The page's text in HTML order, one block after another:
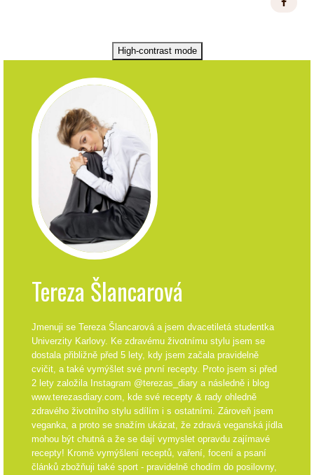
High-contrast mode
Tereza Šlancarová
Jmenuji se Tereza Šlancarová a jsem dvacetiletá studentka
Univerzity Karlovy. Ke zdravému životnímu stylu jsem se
dostala přibližně před 5 lety, kdy jsem začala pravidelně
cvičit, a také vymýšlet své první recepty. Proto jsem si před
2 lety založila Instagram @terezas_diary a následně i blog
www.terezasdiary.com, kde své recepty & rady ohledně
zdravého životního stylu sdílím i s ostatními. Zároveň jsem
veganka, a proto se snažím ukázat, že zdravá veganská jídla
mohou být chutná a že se dají vymyslet opravdu zajímavé
recepty! Kromě vymýšlení receptů, vaření, focení a psaní
článků zbožňuji také sport - pravidelně chodím do posilovny,